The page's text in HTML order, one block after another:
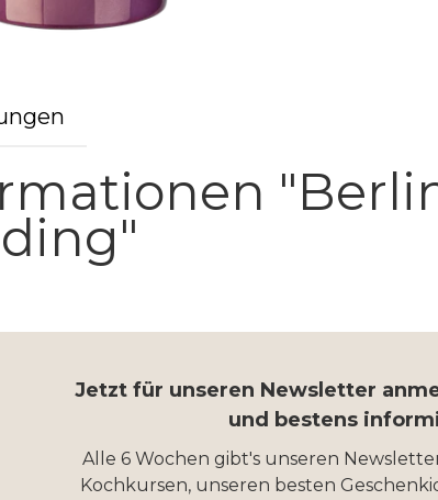
Jetzt für unseren Newsletter
und bestens
Alle 6 Wochen gibt's unseren
Kochkursen, unseren besten